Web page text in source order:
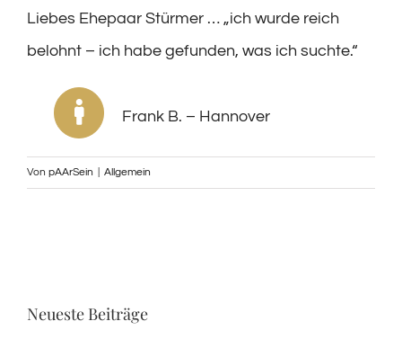
Liebes Ehepaar Stürmer … „ich wurde reich
belohnt – ich habe gefunden, was ich suchte.“
Frank B. – Hannover
Von pAArSein Allgemein
Neueste Beiträge